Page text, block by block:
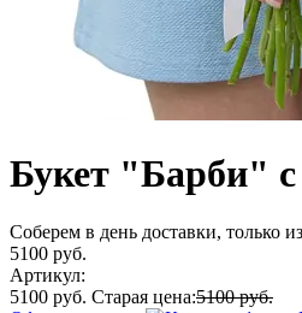
Букет "Барби" с
Соберем в день доставки, только
5100 руб.
Артикул:
5100 руб. Старая цена:5100 руб.